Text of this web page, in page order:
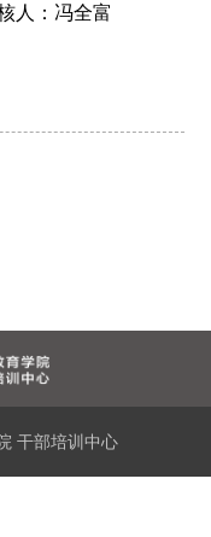
人：冯全富
干部培训中心